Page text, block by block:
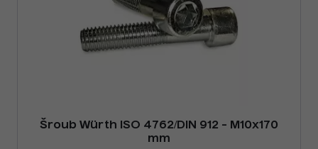
Šroub Würth ISO 4762/DIN 912 - M10x170
mm